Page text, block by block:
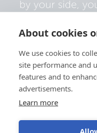
About cookies
We use cookies to
site performance and
features and to
advertisements.
Learn more